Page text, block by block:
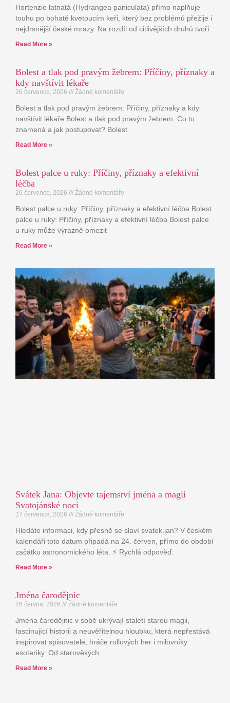
Hortenzie latnatá (Hydrangea paniculata) přímo naplňuje
touhu po bohatě kvetoucím keři, který bez problémů přežije i
nejdrsnější české mrazy. Na rozdíl od citlivějších druhů tvoří
Read More »
Bolest a tlak pod pravým žebrem: Příčiny, příznaky a
kdy navštívit lékaře
26 července, 2026 Žádné komentáře
Bolest a tlak pod pravým žebrem: Příčiny, příznaky a kdy
navštívit lékaře Bolest a tlak pod pravým žebrem: Co to
znamená a jak postupovat? Bolest
Read More »
Bolest palce u ruky: Příčiny, příznaky a efektivní
léčba
26 července, 2026 Žádné komentáře
Bolest palce u ruky: Příčiny, příznaky a efektivní léčba Bolest
palce u ruky: Příčiny, příznaky a efektivní léčba Bolest palce
u ruky může výrazně omezit
Read More »
Svátek Jana: Objevte tajemství jména a magii
Svatojánské noci
17 července, 2026 Žádné komentáře
Hledáte informaci, kdy přesně se slaví svatek.jan? V českém
kalendáři toto datum připadá na 24. červen, přímo do období
začátku astronomického léta. ⚡ Rychlá odpověď:
Read More »
Jména čarodějnic
26 června, 2026 Žádné komentáře
Jména čarodějnic v sobě ukrývají staletí starou magii,
fascinující historii a neuvěřitelnou hloubku, která nepřestává
inspirovat spisovatele, hráče rollových her i milovníky
esoteriky. Od starověkých
Read More »